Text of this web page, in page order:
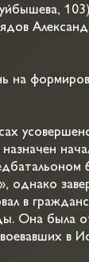
на
однако
в
Она была
в